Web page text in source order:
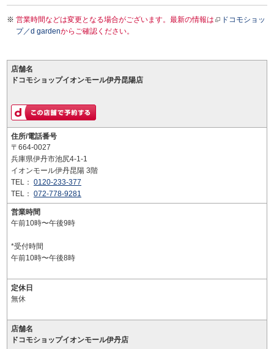
営業時間などは変更となる場合がございます。最新の情報は
ドコモショッ
プ／d gardenからご確認ください。
店舗名
ドコモショップイオンモール伊丹昆陽店
住所/電話番号
〒664-0027
兵庫県伊丹市池尻4-1-1
イオンモール伊丹昆陽 3階
TEL： 0120-233-377
TEL： 072-778-9281
営業時間
午前10時〜午後9時
*受付時間
午前10時〜午後8時
定休日
無休
店舗名
ドコモショップイオンモール伊丹店